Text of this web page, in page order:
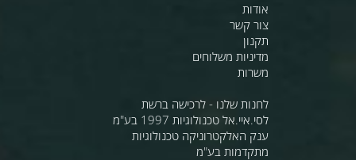
אודות
צור קשר
תקנון
מדיניות משלוחים
משרות
לחנות שלנו - לרכישה ברשת
לסי.איי.אל טכנולוגיות 1997 בע"מ
ענק האלקטרוניקה טכנולוגיות
מתקדמות בע"מ